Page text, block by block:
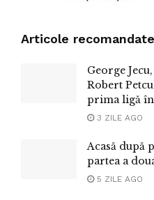
Articole recomandate
George
Robert
prima ligă
3 ZILE AGO
Acasă după
partea a
5 ZILE AGO